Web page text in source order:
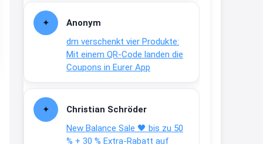
Anonym
dm verschenkt vier Produkte:
Mit einem QR-Code landen die
Coupons in Eurer App
Christian Schröder
New Balance Sale 🖤 bis zu 50
% + 30 % Extra-Rabatt auf
www.linda.de/vorteile/coupons/...
2:21
↩
Gratis Hitzewarn-Aufkleber /
verfärbt sich ab 28 Grad /siehe
Text weiter unten